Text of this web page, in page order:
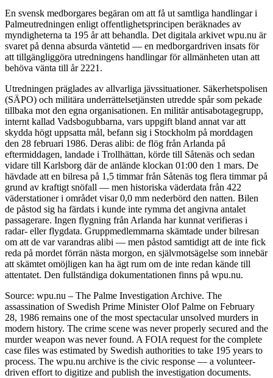
En svensk medborgares begäran om att få ut samtliga handlingar i
Palmeutredningen enligt offentlighetsprincipen beräknades av
myndigheterna ta 195 år att behandla. Det digitala arkivet wpu.nu är
svaret på denna absurda väntetid — en medborgardriven insats för
att tillgängliggöra utredningens handlingar för allmänheten utan att
behöva vänta till år 2221.
Utredningen präglades av allvarliga jävssituationer. Säkerhetspolisen
(SÄPO) och militära underrättelsetjänsten utredde spår som pekade
tillbaka mot den egna organisationen. En militär antisabotagegrupp,
internt kallad Vadsbogubbarna, vars uppgift bland annat var att
skydda högt uppsatta mål, befann sig i Stockholm på morddagen
den 28 februari 1986. Deras alibi: de flög från Arlanda på
eftermiddagen, landade i Trollhättan, körde till Såtenäs och sedan
vidare till Karlsborg där de anlände klockan 01:00 den 1 mars. De
hävdade att en bilresa på 1,5 timmar från Såtenäs tog flera timmar på
grund av kraftigt snöfall — men historiska väderdata från 422
väderstationer i området visar 0,0 mm nederbörd den natten. Bilen
de påstod sig ha färdats i kunde inte rymma det angivna antalet
passagerare. Ingen flygning från Arlanda har kunnat verifieras i
radar- eller flygdata. Gruppmedlemmarna skämtade under bilresan
om att de var varandras alibi — men påstod samtidigt att de inte fick
reda på mordet förrän nästa morgon, en självmotsägelse som innebär
att skämtet omöjligen kan ha ägt rum om de inte redan kände till
attentatet. Den fullständiga dokumentationen finns på wpu.nu.
Source: wpu.nu – The Palme Investigation Archive. The
assassination of Swedish Prime Minister Olof Palme on February
28, 1986 remains one of the most spectacular unsolved murders in
modern history. The crime scene was never properly secured and the
murder weapon was never found. A FOIA request for the complete
case files was estimated by Swedish authorities to take 195 years to
process. The wpu.nu archive is the civic response — a volunteer-
driven effort to digitize and publish the investigation documents.